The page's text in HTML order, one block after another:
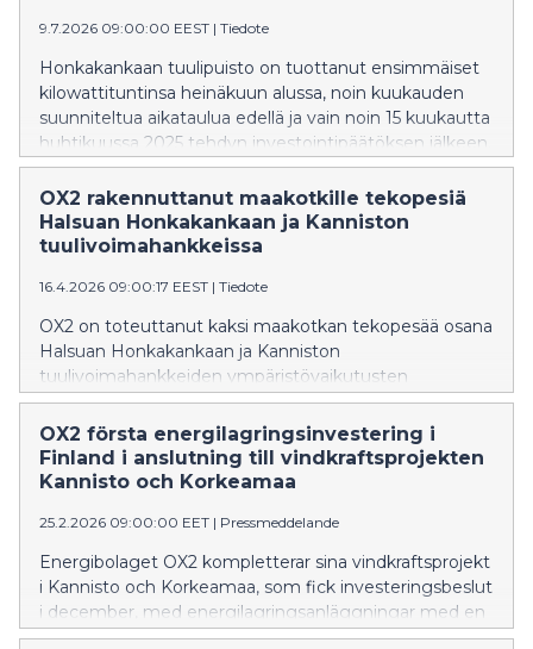
9.7.2026 09:00:00 EEST | Tiedote
Honkakankaan tuulipuisto on tuottanut ensimmäiset
kilowattituntinsa heinäkuun alussa, noin kuukauden
suunniteltua aikataulua edellä ja vain noin 15 kuukautta
huhtikuussa 2025 tehdyn investointipäätöksen jälkeen.
OX2 rakennuttanut maakotkille tekopesiä
Halsuan Honkakankaan ja Kanniston
tuulivoimahankkeissa
16.4.2026 09:00:17 EEST | Tiedote
OX2 on toteuttanut kaksi maakotkan tekopesää osana
Halsuan Honkakankaan ja Kanniston
tuulivoimahankkeiden ympäristövaikutusten
lieventämistoimia.
OX2 första energilagringsinvestering i
Finland i anslutning till vindkraftsprojekten
Kannisto och Korkeamaa
25.2.2026 09:00:00 EET | Pressmeddelande
Energibolaget OX2 kompletterar sina vindkraftsprojekt
i Kannisto och Korkeamaa, som fick investeringsbeslut
i december, med energilagringsanläggningar med en
total effekt på 235 MW (470 MWh) (Battery Energy